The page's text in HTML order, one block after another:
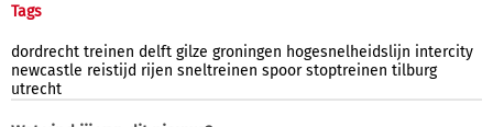
Tags
dordrecht treinen delft gilze groningen hogesnelheidslijn intercity
newcastle reistijd rijen sneltreinen spoor stoptreinen tilburg
utrecht